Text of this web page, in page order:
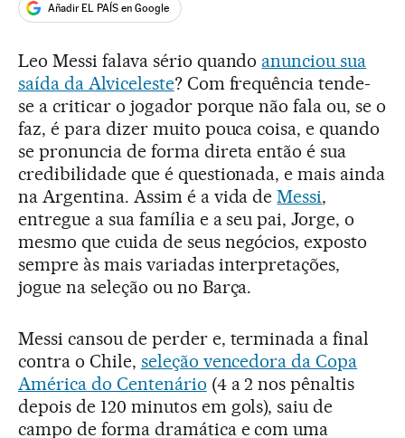
Añadir EL PAÍS en Google
Leo Messi falava sério quando anunciou sua
saída da Alviceleste? Com frequência tende-
se a criticar o jogador porque não fala ou, se o
faz, é para dizer muito pouca coisa, e quando
se pronuncia de forma direta então é sua
credibilidade que é questionada, e mais ainda
na Argentina. Assim é a vida deMessi,
entregue a sua família e a seu pai, Jorge, o
mesmo que cuida de seus negócios, exposto
sempre às mais variadas interpretações,
jogue na seleção ou no Barça.
Messi cansou de perder e, terminada a final
contra o Chile, seleção vencedora da Copa
América do Centenário (4 a 2 nos pênaltis
depois de 120 minutos em gols), saiu de
campo de forma dramática e com uma